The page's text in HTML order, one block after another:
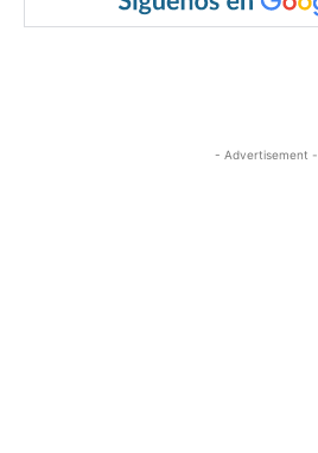
- Advertisement -